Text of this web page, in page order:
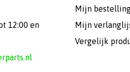
12:00 en
Mijn
Mijn
Vergelijk